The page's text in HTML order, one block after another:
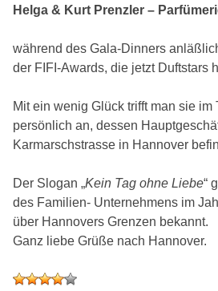
Helga & Kurt Prenzler –
während des Gala-Dinners
der FIFI-Awards, die jetzt Duftstars
Mit ein wenig Glück trifft man sie im
persönlich an, dessen
Karmarschstrasse in Hannover
Der Slogan „Kein Tag ohne Liebe“
des Familien- Unternehmens im
über Hannovers Grenzen bekannt.
Ganz liebe Grüße nach Hannover.